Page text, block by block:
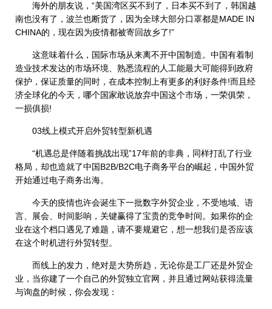
海外的朋友说，“美国湾区买不到了，日本买不到了，韩国越
南也没有了，波兰也断货了，因为全球大部分口罩都是MADE IN
CHINA的，现在因为疫情都被寄回故乡了!”
这意味着什么，国际市场从来离不开中国制造。中国有着制
造业技术发达的市场环境、熟悉流程的人工能最大可能得到政府
保护，保证质量的同时，在成本控制上有更多的利好条件!而且经
济全球化的今天，哪个国家敢说放弃中国这个市场，一荣俱荣，
一损俱损!
03线上模式开启外贸转型新机遇
“机遇总是伴随着挑战出现”17年前的非典，同样打乱了行业
格局，却也造就了中国B2B/B2C电子商务平台的崛起，中国外贸
开始通过电子商务出海。
今天的疫情也许会诞生下一批数字外贸企业，不受地域、语
言、展会、时间影响，关键赢得了宝贵的竞争时间。如果你的企
业在这个档口遇见了难题，请不要规避它，想一想我们是否应该
在这个时机进行外贸转型。
而线上的发力，绝对是大势所趋，无论你是工厂还是外贸企
业，当你建了一个自己的外贸独立官网，并且通过网站获得流量
与询盘的时候，你会发现：